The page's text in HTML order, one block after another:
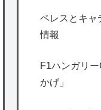
ネコが自分
きませんか
元F1王者
クラーレン
ペレスとキャ
情報
F1ハンガリ
かげ」